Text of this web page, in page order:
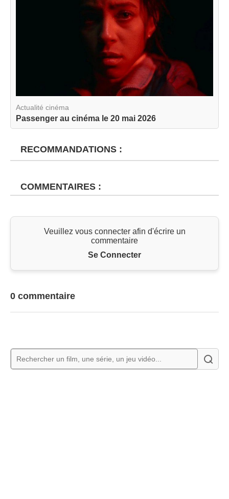
Actualité cinéma
Passenger au cinéma le 20 mai 2026
RECOMMANDATIONS :
COMMENTAIRES :
Veuillez vous connecter afin d'écrire un
commentaire
Se Connecter
0 commentaire